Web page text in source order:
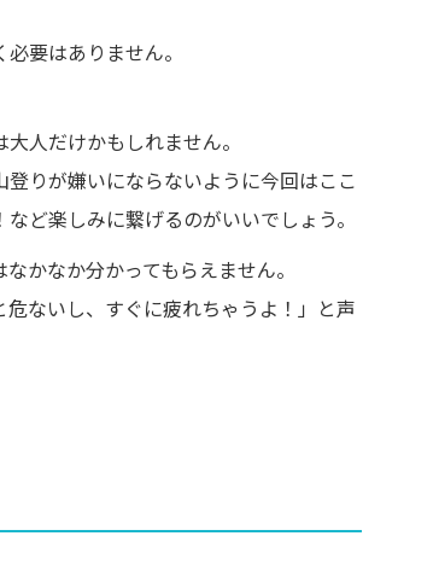
要はありません。
人だけかもしれません。
登りが嫌いにならないように今回はここ
ど楽しみに繋げるのがいいでしょう。
かなか分かってもらえません。
ないし、すぐに疲れちゃうよ！」と声